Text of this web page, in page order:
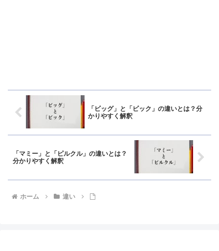
「ビッグ」と「ビック」の違いとは？分
かりやすく解釈
「マミー」と「ピルクル」の違いとは？
分かりやすく解釈
ホーム 違い